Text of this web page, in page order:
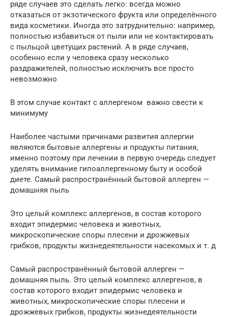
ряде случаев это сделать легко: всегда можно
отказаться от экзотического фрукта или определённого
вида косметики. Иногда это затруднительно: например,
полностью избавиться от пыли или не контактировать
с пыльцой цветущих растений. А в ряде случаев,
особенно если у человека сразу несколько
раздражителей, полностью исключить все просто
невозможно
В этом случае контакт с аллергеном важно свести к
минимуму
Наиболее частыми причинами развития аллергии
являются бытовые аллергены и продукты питания,
именно поэтому при лечении в первую очередь следует
уделять внимание гипоаллергенному быту и особой
диете. Самый распространённый бытовой аллерген —
домашняя пыль
Это целый комплекс аллергенов, в состав которого
входит эпидермис человека и животных,
микроскопические споры плесени и дрожжевых
грибков, продукты жизнедеятельности насекомых и т. д
Самый распространённый бытовой аллерген —
домашняя пыль. Это целый комплекс аллергенов, в
состав которого входит эпидермис человека и
животных, микроскопические споры плесени и
дрожжевых грибков, продукты жизнедеятельности